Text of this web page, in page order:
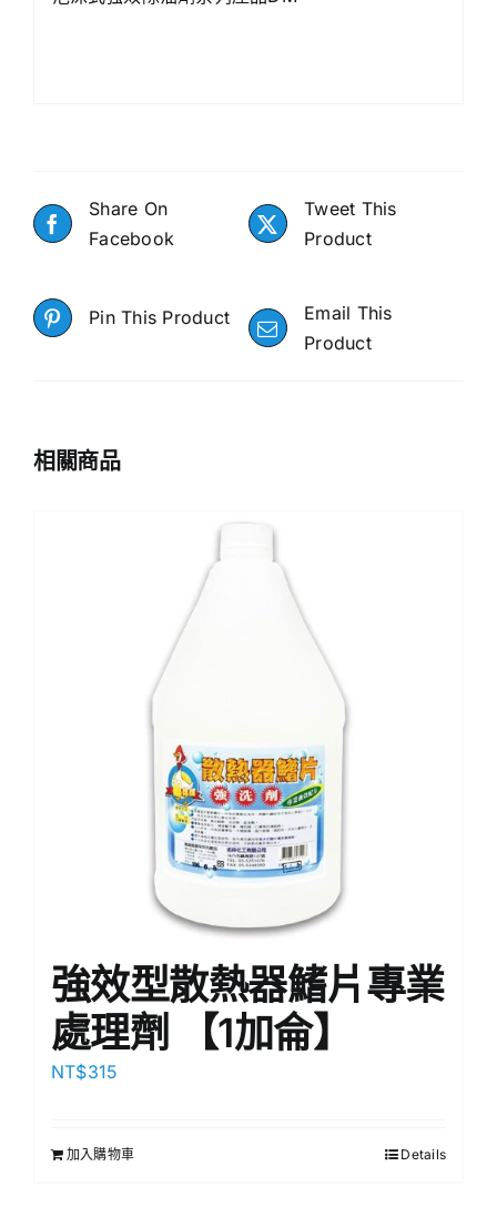
Share On
Facebook
Tweet This
Product
Pin This Product
Email This
Product
相關商品
強效型散熱器鰭片專業
處理劑 【1加侖】
NT$315
加入購物車 Details